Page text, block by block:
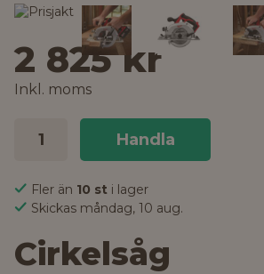
2 825 kr
Inkl. moms
Handla
Fler än 10 st i lager
Skickas måndag, 10 aug.
Cirkelsåg